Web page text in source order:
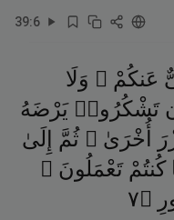
39:6
عَنكُمْ ۖ وَلَا
تَشْكُرُوا۟ يَرْضَهُ
أُخْرَىٰ ۗ ثُمَّ
إِلَىٰ
كُنتُمْ تَعْمَلُونَ ۚ
۝٧